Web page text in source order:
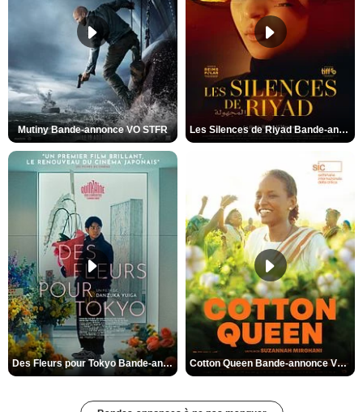
Mutiny Bande-annonce VO STFR Les Silences de Riyad Bande-annonce VO STFR
Des Fleurs pour Tokyo Bande-annonce VO STFR Cotton Queen Bande-annonce VO STFR